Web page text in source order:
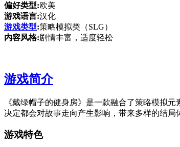
偏好类型:欧美
游戏语言:汉化
游戏类型:策略模拟类（SLG）
内容风格:剧情丰富，适度轻松
游戏简介
《戴绿帽子的健身房》是一款融合了策略模拟
决定都会对故事走向产生影响，带来多样的结局
游戏特色